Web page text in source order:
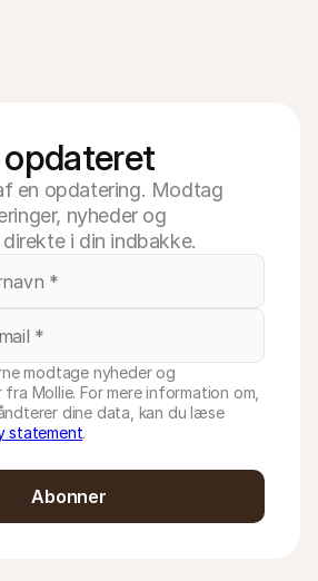
en opdatering. Modtag
nyheder og
i din indbakke.
modtage nyheder og
Mollie. For mere information om,
dine data, kan du læse
statement.
Abonner